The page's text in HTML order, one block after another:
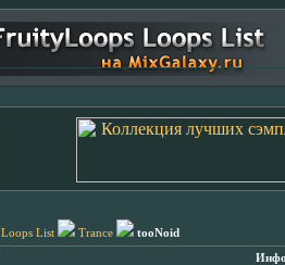
Loops List Trance tooNoid